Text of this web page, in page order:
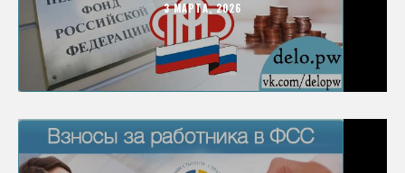
3 МАРТА, 2026